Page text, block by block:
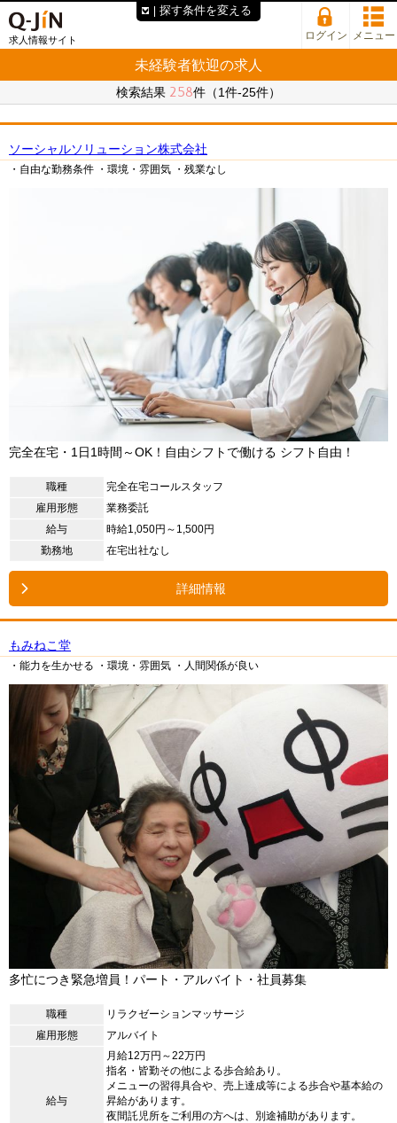
求人情報サイト ログイン メニュー
未経験者歓迎の求人
検索結果 258件（1件-25件）
ソーシャルソリューション株式会社
・自由な勤務条件 ・環境・雰囲気 ・残業なし
完全在宅・1日1時間～OK！自由シフトで働ける シフト自由！
職種
完全在宅コールスタッフ
雇用形態
業務委託
給与
時給1,050円～1,500円
勤務地
在宅出社なし
詳細情報
もみねこ堂
・能力を生かせる ・環境・雰囲気 ・人間関係が良い
多忙につき緊急増員！パート・アルバイト・社員募集
職種
リラクゼーションマッサージ
雇用形態
アルバイト
給与
月給12万円～22万円
指名・皆勤その他による歩合給あり。
メニューの習得具合や、売上達成等による歩合や基本給の
昇給があります。
夜間託児所をご利用の方へは、別途補助があります。
探す条件を変える